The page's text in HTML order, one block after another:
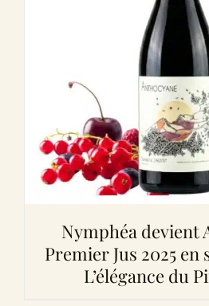
Nymphéa devient
Premier Jus 2025
L’élégance du